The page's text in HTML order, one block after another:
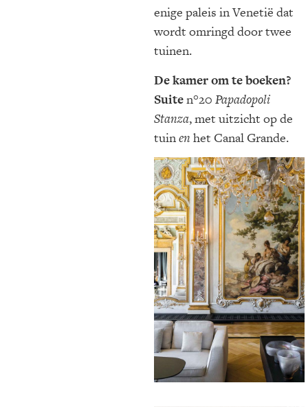
enige paleis in Venetië dat
wordt omringd door twee
tuinen.
De kamer om te boeken?
Suiten°20 Papadopoli
Stanza, met uitzicht op de
tuinen het Canal Grande.